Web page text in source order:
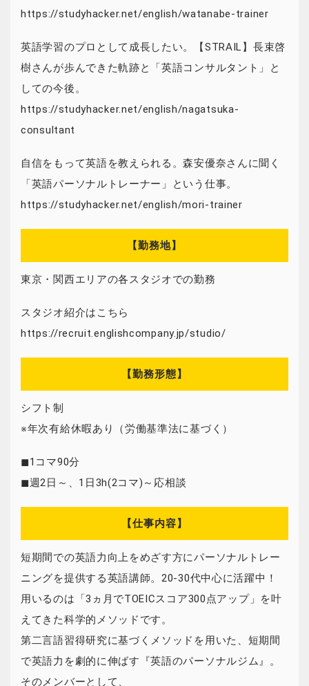
https://studyhacker.net/english/watanabe-trainer
英語学習のプロとして成長したい。【STRAIL】長束啓
樹さんが歩んできた軌跡と「英語コンサルタント」と
しての今後。
https://studyhacker.net/english/nagatsuka-
consultant
自信をもって英語を教えられる。森安優奈さんに聞く
「英語パーソナルトレーナー」という仕事。
https://studyhacker.net/english/mori-trainer
【勤務地】
東京・関西エリアの各スタジオでの勤務
スタジオ紹介はこちら
https://recruit.englishcompany.jp/studio/
【勤務形態】
シフト制
※年次有給休暇あり（労働基準法に基づく）
◼1コマ90分
◼週2日～、1日3h(2コマ)～応相談
【仕事内容】
短期間での英語力向上をめざす方にパーソナルトレー
ニングを提供する英語講師。20-30代中心に活躍中！
用いるのは「3ヵ月でTOEICスコア300点アップ」を叶
えてきた科学的メソッドです。
第二言語習得研究に基づくメソッドを用いた、短期間
で英語力を劇的に伸ばす『英語のパーソナルジム』。
そのメンバーとして、